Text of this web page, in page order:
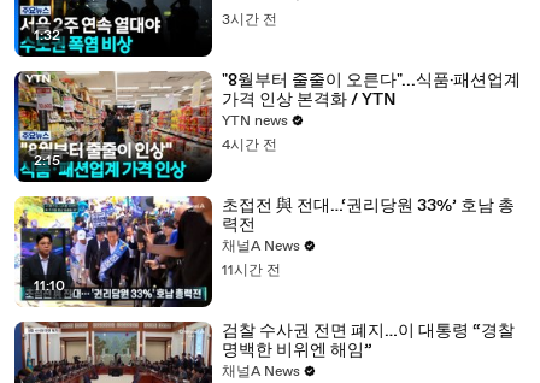
1:32
3시간 전
2:15
"8월부터 줄줄이 오른다"...식품·패션업계
가격 인상 본격화 / YTN
YTN news
4시간 전
11:10
초접전 與 전대…‘권리당원 33%’ 호남 총
력전
채널A News
11시간 전
검찰 수사권 전면 폐지…이 대통령 “경찰
명백한 비위엔 해임”
채널A News